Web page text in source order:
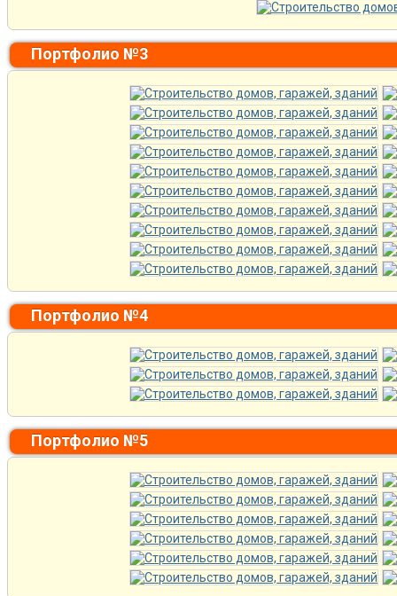
Портфолио №3
Портфолио №4
Портфолио №5